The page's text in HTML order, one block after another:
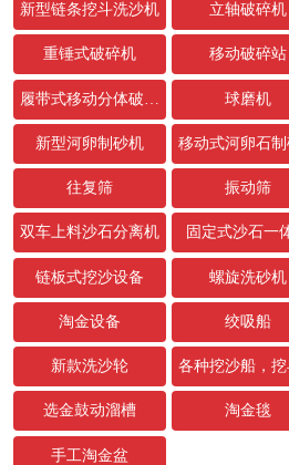
新型链条挖斗洗沙机 立轴破碎机
重锤式破碎机 移动破碎站
球磨机
新型河卵制砂机
往复筛 振动筛
双车上料沙石分离机 固定式沙石一
链板式挖沙设备 螺旋洗砂机
淘金设备 绞吸船
新款洗沙轮
选金鼓动溜槽 淘金毯
手工淘金盆